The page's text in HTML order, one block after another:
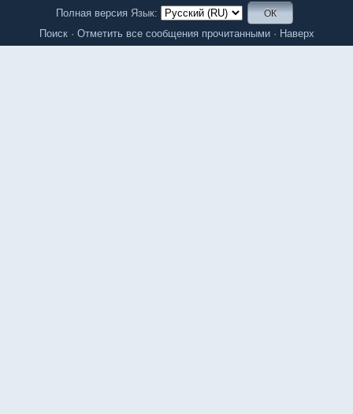
Полная версия Язык:
Поиск· Отметить все сообщения прочитанными· Наверх